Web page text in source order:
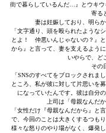
街で暮らしているんだ…』とウキウ
寄る
妻は妊娠しており、明ら
「文字通り、頭を殴られたような
とよ！ 仲悪いんじゃないの？』
から』と言って、妻を支えるよう
いやらで、ど
その
「SNSのすべてをブロックされま
ところ、私が彼に対して片思いを
になっていたんです。彼は自分
上司は「母親なんだ
「女性だけ『母親なんだから』と
で、今回のことは大きくするつも
様々な怒りのやり場がなく、爆発